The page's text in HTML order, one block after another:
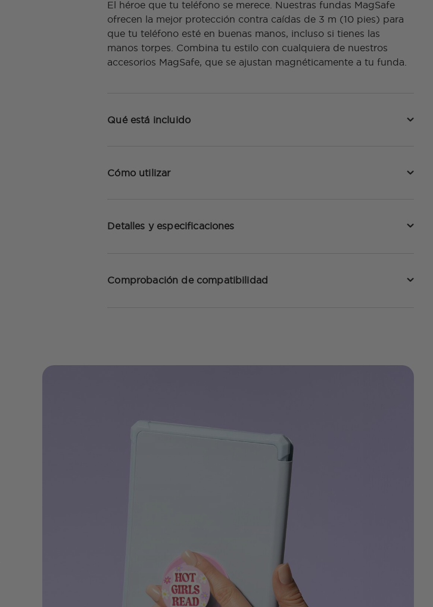
El héroe que tu teléfono se merece. Nuestras fundas MagSafe
ofrecen la mejor protección contra caídas de 3 m (10 pies) para
que tu teléfono esté en buenas manos, incluso si tienes las
manos torpes. Combina tu estilo con cualquiera de nuestros
accesorios MagSafe, que se ajustan magnéticamente a tu funda.
Qué está incluido
Cómo utilizar
Detalles y especificaciones
Comprobación de compatibilidad